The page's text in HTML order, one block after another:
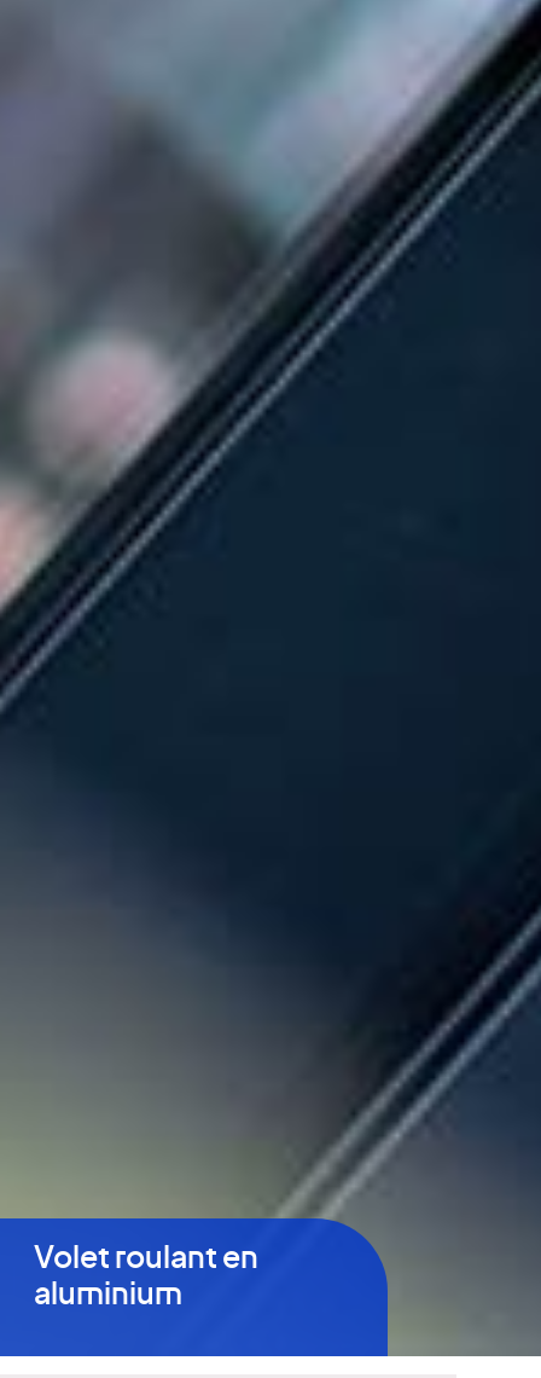
Volet roulant en
aluminium